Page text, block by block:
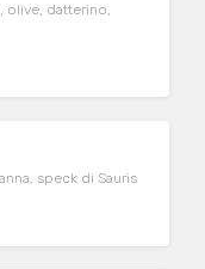
olive, datterino,
speck di Sauris